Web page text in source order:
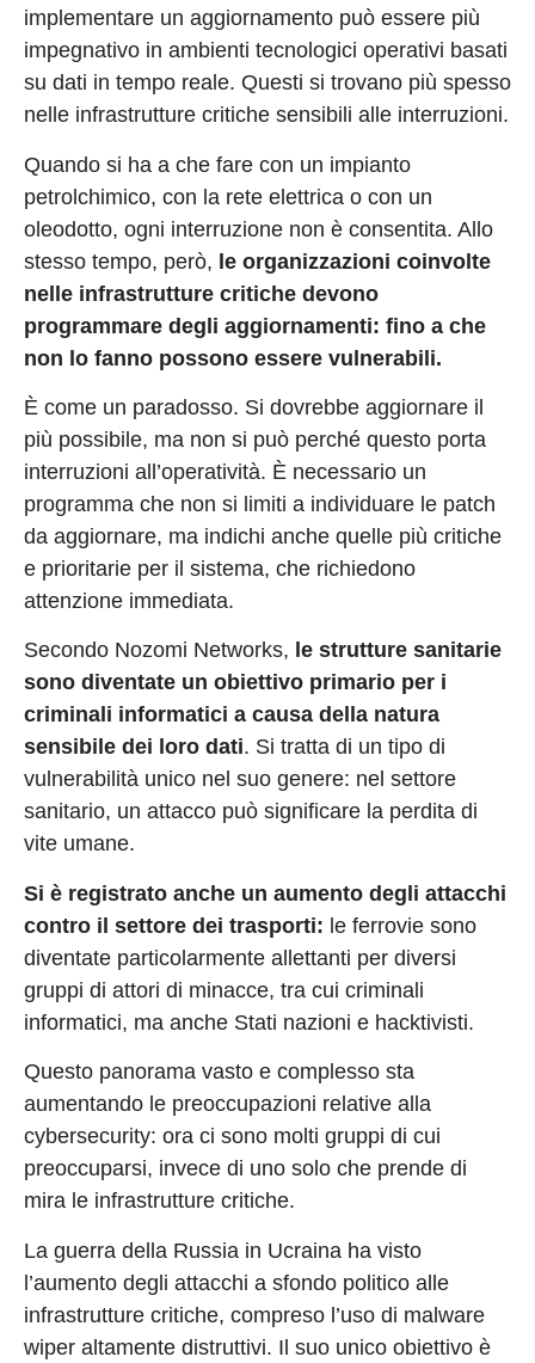
implementare un aggiornamento può essere più
impegnativo in ambienti tecnologici operativi basati
su dati in tempo reale. Questi si trovano più spesso
nelle infrastrutture critiche sensibili alle interruzioni.
Quando si ha a che fare con un impianto
petrolchimico, con la rete elettrica o con un
oleodotto, ogni interruzione non è consentita. Allo
stesso tempo, però, le organizzazioni coinvolte
nelle infrastrutture critiche devono
programmare degli aggiornamenti: fino a che
non lo fanno possono essere vulnerabili.
È come un paradosso. Si dovrebbe aggiornare il
più possibile, ma non si può perché questo porta
interruzioni all’operatività. È necessario un
programma che non si limiti a individuare le patch
da aggiornare, ma indichi anche quelle più critiche
e prioritarie per il sistema, che richiedono
attenzione immediata.
Secondo Nozomi Networks, le strutture sanitarie
sono diventate un obiettivo primario per i
criminali informatici a causa della natura
sensibile dei loro dati. Si tratta di un tipo di
vulnerabilità unico nel suo genere: nel settore
sanitario, un attacco può significare la perdita di
vite umane.
Si è registrato anche un aumento degli attacchi
contro il settore dei trasporti: le ferrovie sono
diventate particolarmente allettanti per diversi
gruppi di attori di minacce, tra cui criminali
informatici, ma anche Stati nazioni e hacktivisti.
Questo panorama vasto e complesso sta
aumentando le preoccupazioni relative alla
cybersecurity: ora ci sono molti gruppi di cui
preoccuparsi, invece di uno solo che prende di
mira le infrastrutture critiche.
La guerra della Russia in Ucraina ha visto
l’aumento degli attacchi a sfondo politico alle
infrastrutture critiche, compreso l’uso di malware
wiper altamente distruttivi. Il suo unico obiettivo è